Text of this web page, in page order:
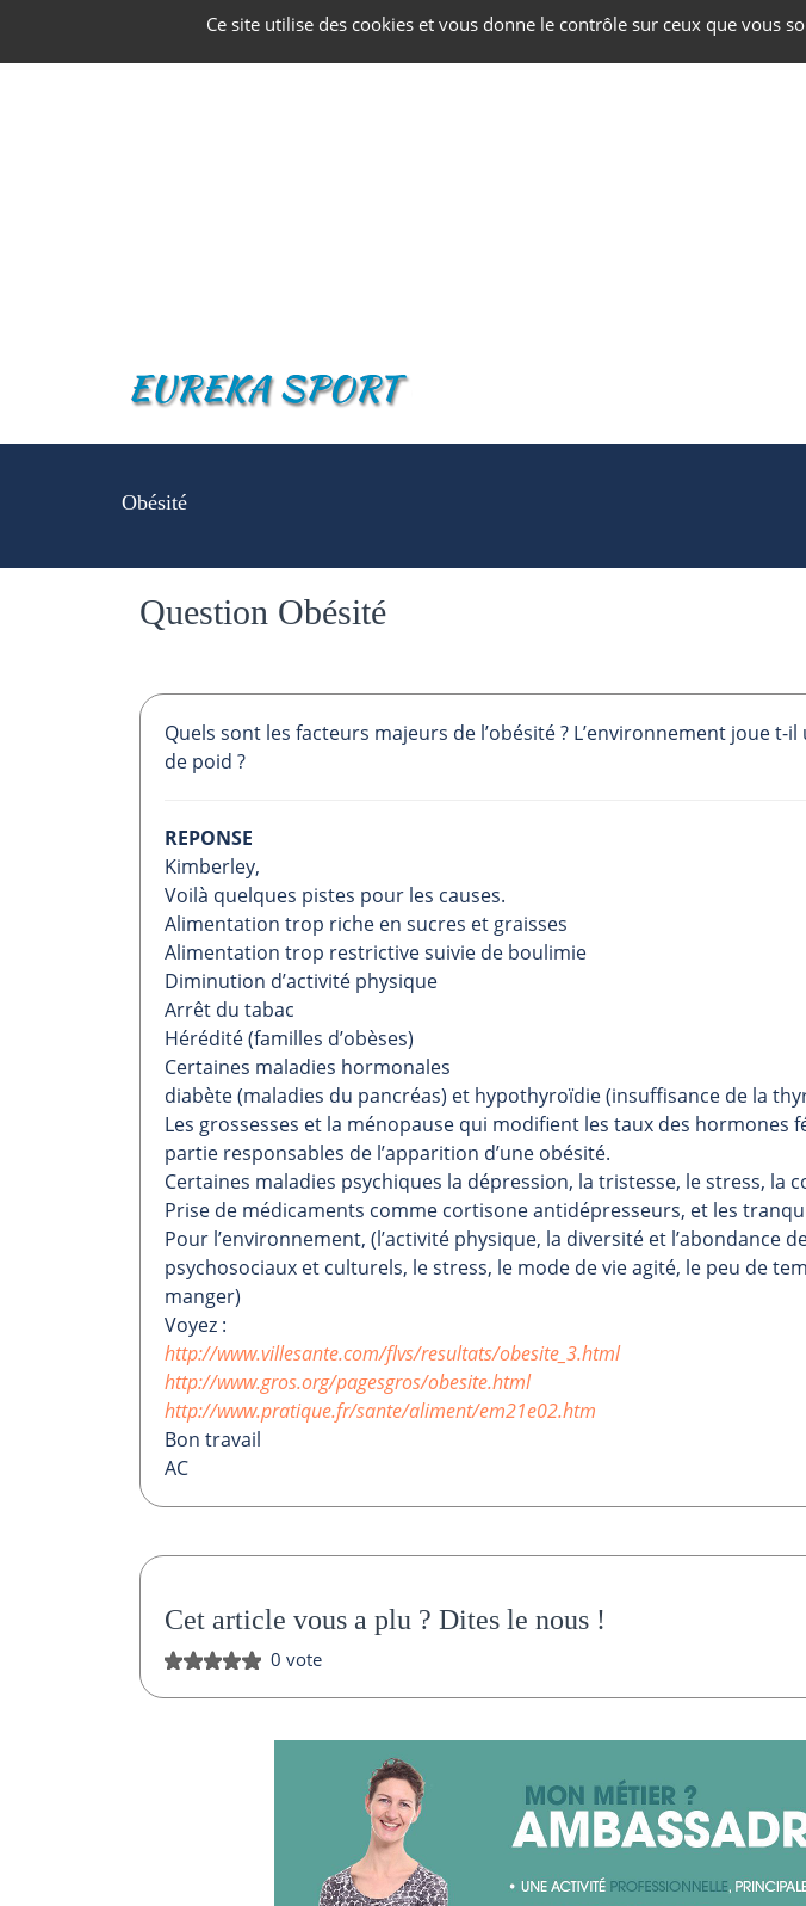
Obésité
Question Obésité
Quels sont les facteurs majeurs de l’obésité ? L’environnement joue
de poid ?
REPONSE
Kimberley,
Voilà quelques pistes pour les causes.
Alimentation trop riche en sucres et graisses
Alimentation trop restrictive suivie de boulimie
Diminution d’activité physique
Arrêt du tabac
Hérédité (familles d’obèses)
Certaines maladies hormonales
diabète (maladies du pancréas) et hypothyroïdie (insuffisance de la
Les grossesses et la ménopause qui modifient les taux des hormones
partie responsables de l’apparition d’une obésité.
Certaines maladies psychiques la dépression, la tristesse, le stress, la
Prise de médicaments comme cortisone antidépresseurs, et les
Pour l’environnement, (l’activité physique, la diversité et l’abondance
psychosociaux et culturels, le stress, le mode de vie agité, le peu de
manger)
Voyez :
http://www.villesante.com/flvs/resultats/obesite_3.html
http://www.gros.org/pagesgros/obesite.html
http://www.pratique.fr/sante/aliment/em21e02.htm
Bon travail
AC
Cet article vous a plu ? Dites le nous !
0 vote
Ce site utilise des cookies et vous donne le contrôle sur ceux que vous